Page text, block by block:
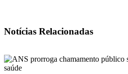
Notícias Relacionadas